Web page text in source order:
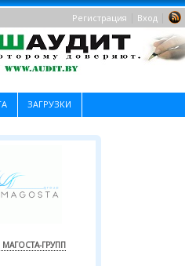
Регистрация Вход
ЗАГРУЗКИ
ГРУПП